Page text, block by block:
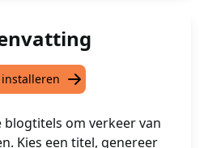
om verkeer van
Kies een titel, genereer